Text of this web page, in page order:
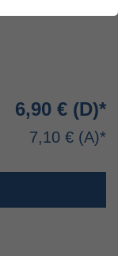
6,90 €
7,10 €